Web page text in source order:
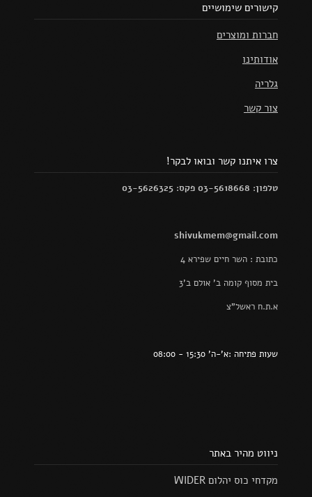
קישורים שימושיים
חברות ומוצרים
אודותינו
גלריה
צור קשר
צרו איתנו קשר ובואו לבקר!
טלפון: 03-5618668 פקס: 03-5626325
shivukmem@gmail.com
כתובת : השר חיים שפירא 4
בית מסוף קומה ב' אולם ב'3
א.ת.ח ראשל"צ
שעות פתיחה :א'-ה' 15:30 - 08:00
ניווט מהיר באתר
מקדחי כוס יהלום WIDER